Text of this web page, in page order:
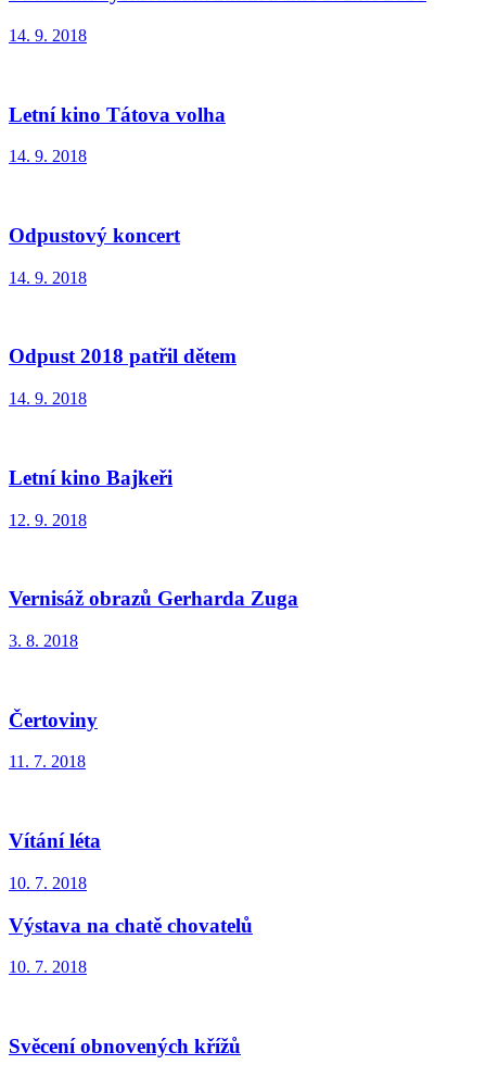
14. 9. 2018
Letní kino Tátova volha
14. 9. 2018
Odpustový koncert
14. 9. 2018
Odpust 2018 patřil dětem
14. 9. 2018
Letní kino Bajkeři
12. 9. 2018
Vernisáž obrazů Gerharda Zuga
3. 8. 2018
Čertoviny
11. 7. 2018
Vítání léta
10. 7. 2018
Výstava na chatě chovatelů
10. 7. 2018
Svěcení obnovených křížů